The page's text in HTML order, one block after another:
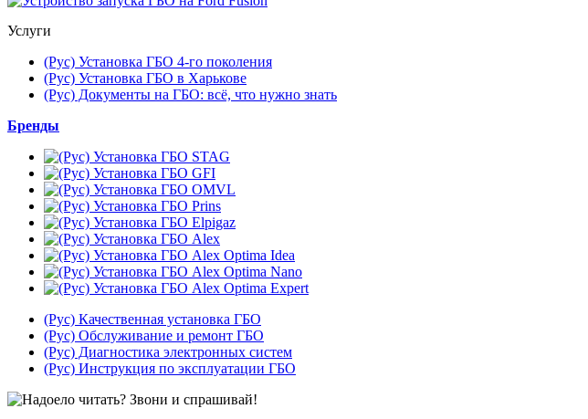
Услуги
(Рус) Установка ГБО 4-го поколения
(Рус) Установка ГБО в Харькове
(Рус) Документы на ГБО: всё, что нужно знать
Бренды
(Рус) Качественная установка ГБО
(Рус) Обслуживание и ремонт ГБО
(Рус) Диагностика электронных систем
(Рус) Инструкция по эксплуатации ГБО